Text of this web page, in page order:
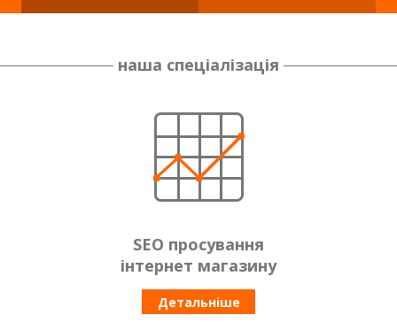
наша спеціалізація
SEO просування
інтернет магазину
Детальніше